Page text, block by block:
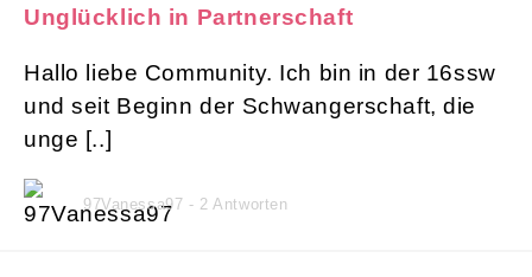
Unglücklich in Partnerschaft
Hallo liebe Community. Ich bin in der 16ssw
und seit Beginn der Schwangerschaft, die
unge [..]
97Vanessa97 - 2 Antworten